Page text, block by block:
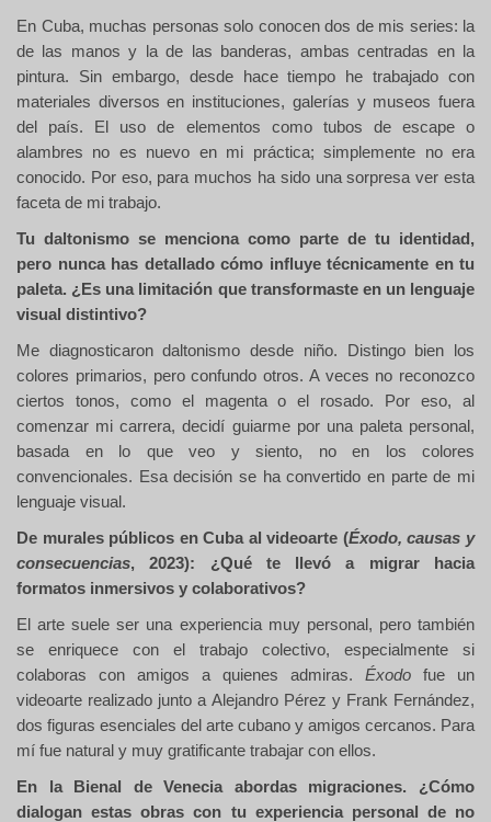
En Cuba, muchas personas solo conocen dos de mis series: la
de las manos y la de las banderas, ambas centradas en la
pintura. Sin embargo, desde hace tiempo he trabajado con
materiales diversos en instituciones, galerías y museos fuera
del país. El uso de elementos como tubos de escape o
alambres no es nuevo en mi práctica; simplemente no era
conocido. Por eso, para muchos ha sido una sorpresa ver esta
faceta de mi trabajo.
Tu daltonismo se menciona como parte de tu identidad,
pero nunca has detallado cómo influye técnicamente en tu
paleta. ¿Es una limitación que transformaste en un lenguaje
visual distintivo?
Me diagnosticaron daltonismo desde niño. Distingo bien los
colores primarios, pero confundo otros. A veces no reconozco
ciertos tonos, como el magenta o el rosado. Por eso, al
comenzar mi carrera, decidí guiarme por una paleta personal,
basada en lo que veo y siento, no en los colores
convencionales. Esa decisión se ha convertido en parte de mi
lenguaje visual.
De murales públicos en Cuba al videoarte (Éxodo, causas y
consecuencias, 2023): ¿Qué te llevó a migrar hacia
formatos inmersivos y colaborativos?
El arte suele ser una experiencia muy personal, pero también
se enriquece con el trabajo colectivo, especialmente si
colaboras con amigos a quienes admiras. Éxodo fue un
videoarte realizado junto a Alejandro Pérez y Frank Fernández,
dos figuras esenciales del arte cubano y amigos cercanos. Para
mí fue natural y muy gratificante trabajar con ellos.
En la Bienal de Venecia abordas migraciones. ¿Cómo
dialogan estas obras con tu experiencia personal de no